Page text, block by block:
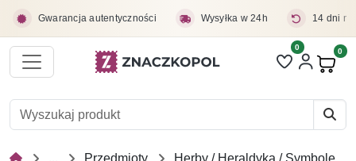
Gwarancja autentyczności Wysyłka w 24h 14 dni
Liczba pozycji
0 0